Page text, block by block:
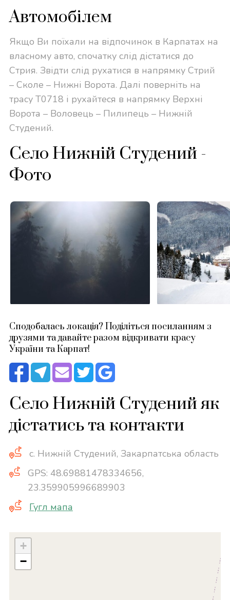
Автомобілем
Якщо Ви поїхали на відпочинок в Карпатах на
власному авто, спочатку слід дістатися до
Стрия. Звідти слід рухатися в напрямку Стрий
– Сколе – Нижні Ворота. Далі поверніть на
трасу T0718 і рухайтеся в напрямку Верхні
Ворота – Воловець – Пилипець – Нижній
Студений.
Село Нижній Студений -
Фото
Сподобалась локація? Поділіться посиланням з
друзями та давайте разом відкривати красу
України та Карпат!
Село Нижній Студений як
дістатись та контакти
с. Нижній Студений, Закарпатська область
GPS: 48.69881478334656,
23.359905996689903
Гугл мапа
+
−